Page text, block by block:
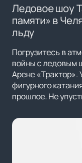
Ледовое шоу
памяти» в
льду
Погрузитесь в
войны с ледовым
Арене «Трактор».
фигурного
прошлое. Не